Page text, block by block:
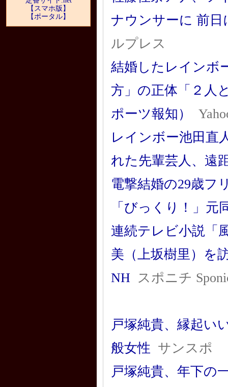
ナウンサーに 前
ルプレス
結婚したレインボ
方」の正体「２人
ポーツ報知）
レインボー池田直
れた先輩芸人、遠
電撃結婚の29歳フ
「びっくり！」元
連続テレビ小説「
美（上坂樹里）を
NH スポニチ
戸塚純貴、縁起い
般女性 サンスポ
戸塚純貴、年下の
【スマホ版】
【ポータル】